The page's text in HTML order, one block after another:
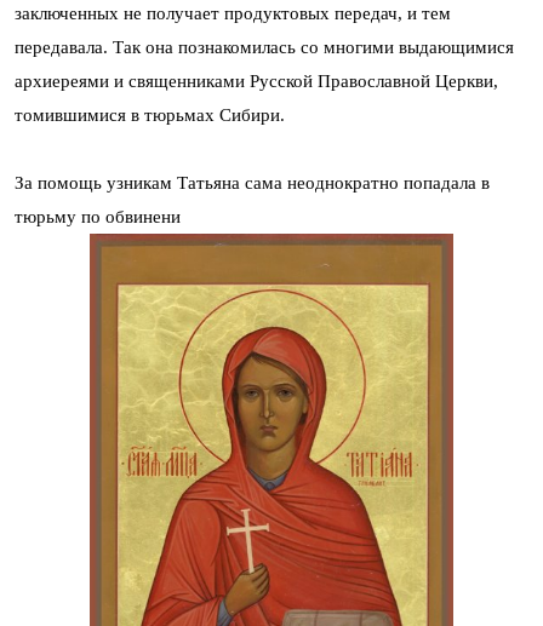
заключенных не получает продуктовых передач, и тем
передавала. Так она познакомилась со многими выдающимися
архиереями и священниками Русской Православной Церкви,
томившимися в тюрьмах Сибири.
За помощь узникам Татьяна сама неоднократно попадала в
тюрьму по обвинени